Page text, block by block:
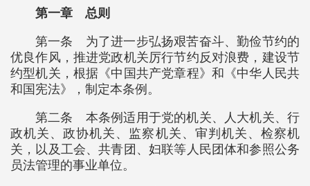
第一章 总则
第一条 为了进一步弘扬艰苦奋斗、勤俭节约的
优良作风，推进党政机关厉行节约反对浪费，建设节
约型机关，根据《中国共产党章程》和《中华人民共
和国宪法》，制定本条例。
第二条 本条例适用于党的机关、人大机关、行
政机关、政协机关、监察机关、审判机关、检察机
关，以及工会、共青团、妇联等人民团体和参照公务
员法管理的事业单位。